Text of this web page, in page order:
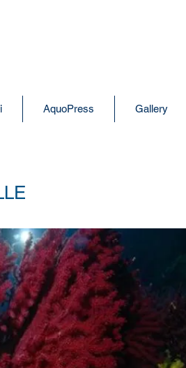
AquoPress Gallery